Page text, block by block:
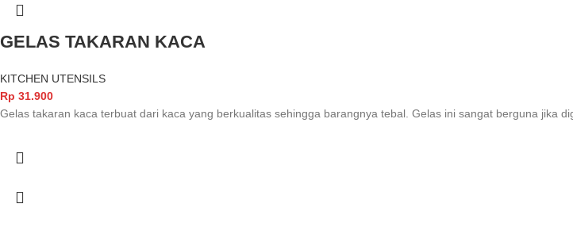
GELAS TAKARAN KACA
KITCHEN UTENSILS
Rp 31.900
Gelas takaran kaca terbuat dari kaca yang berkualitas sehingga barangnya tebal. Gelas ini sangat berguna jika